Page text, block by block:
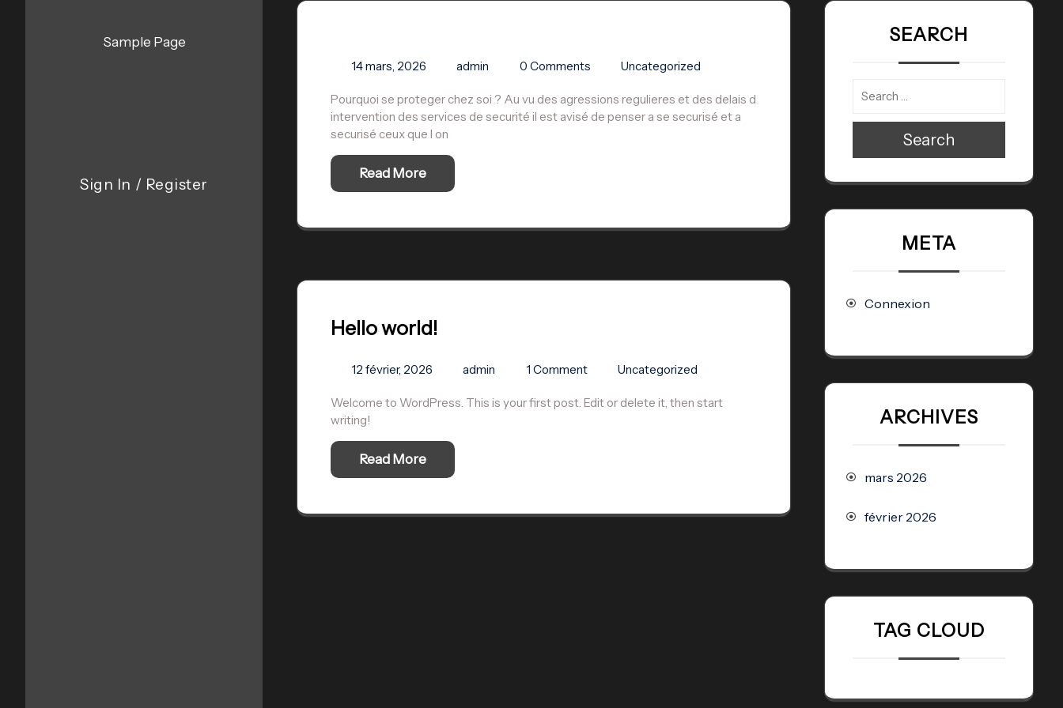
Sample Page
Sign In / Register
14 mars, 2026 admin 0 Comments Uncategorized
Pourquoi se proteger chez soi ? Au vu des agressions regulieres et des delais d
intervention des services de securité il est avisé de penser a se securisé et a
securisé ceux que l on
Read More
Hello world!
12 février, 2026 admin 1 Comment Uncategorized
Welcome to WordPress. This is your first post. Edit or delete it, then start
writing!
Read More
SEARCH
Search
META
Connexion
ARCHIVES
mars 2026
février 2026
TAG CLOUD